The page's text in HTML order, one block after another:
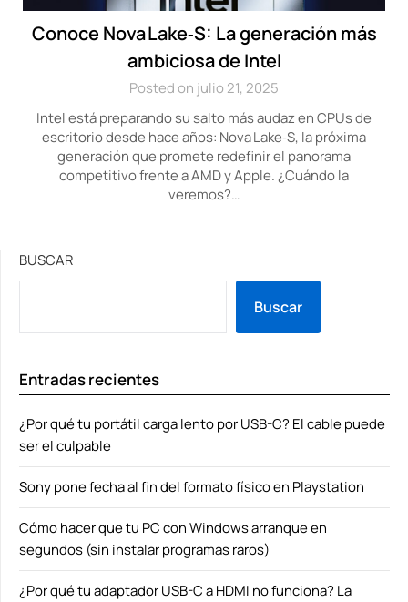
Conoce Nova Lake‑S: La generación más
ambiciosa de Intel
Posted on julio 21, 2025
Intel está preparando su salto más audaz en CPUs de
escritorio desde hace años: Nova Lake‑S, la próxima
generación que promete redefinir el panorama
competitivo frente a AMD y Apple. ¿Cuándo la
veremos?…
BUSCAR
Buscar
Entradas recientes
¿Por qué tu portátil carga lento por USB-C? El cable puede
ser el culpable
Sony pone fecha al fin del formato físico en Playstation
Cómo hacer que tu PC con Windows arranque en
segundos (sin instalar programas raros)
¿Por qué tu adaptador USB-C a HDMI no funciona? La